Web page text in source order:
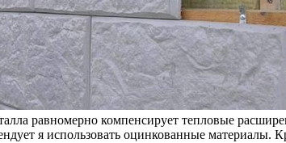
равномерно компенсирует тепловые
я использовать оцинкованные